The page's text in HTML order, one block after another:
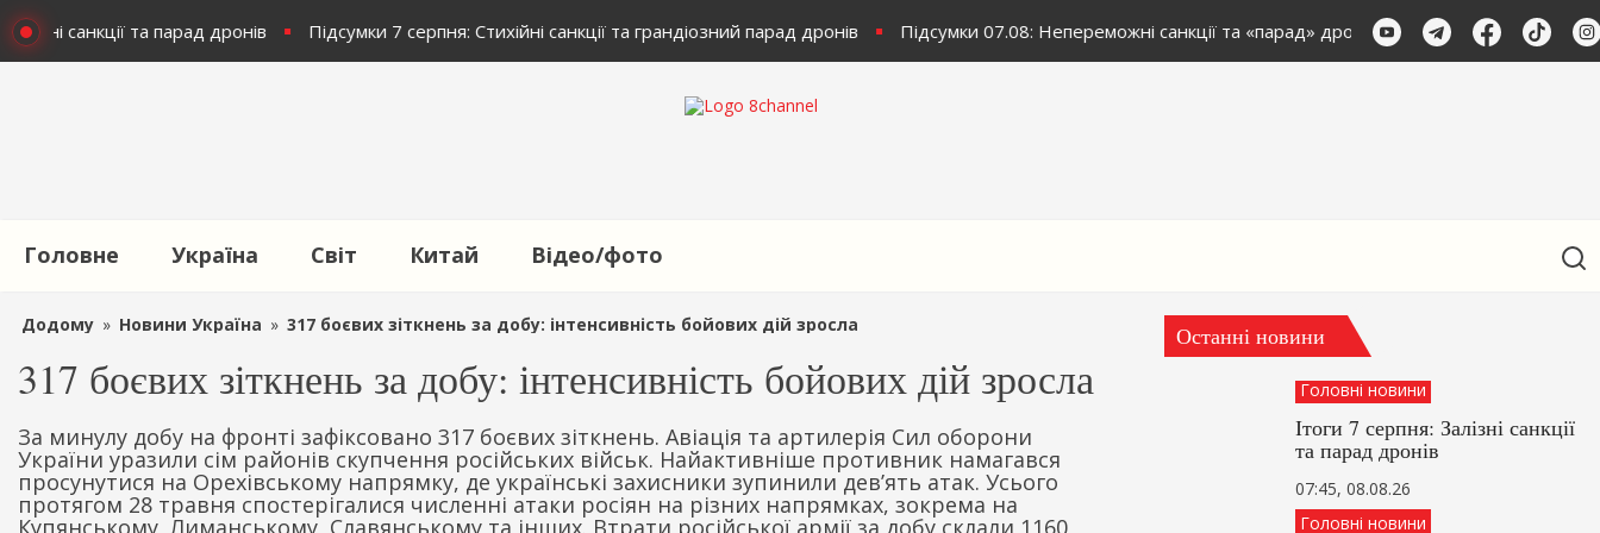
санкції та парад дронів Підсумки 7 серпня: Стихійні санкції та грандіозний парад дронів Підсумки 07.08: Непереможні санкції та «парад» дронів агресорів Підсумки 7
Головне Україна Світ Китай Відео/фото
Додому » Новини Україна » 317 боєвих зіткнень за добу: інтенсивність бойових дій зросла
317 боєвих зіткнень за добу: інтенсивність бойових дій зросла
За минулу добу на фронті зафіксовано 317 боєвих зіткнень. Авіація та артилерія Сил оборони
України уразили сім районів скупчення російських військ. Найактивніше противник намагався
просунутися на Орехівському напрямку, де українські захисники зупинили дев’ять атак. Усього
протягом 28 травня спостерігалися численні атаки росіян на різних напрямках, зокрема на
Купянському, Лиманському, Славянському та інших. Втрати російської армії за добу склали 1160
Останні новини
Головні новини
Ітоги 7 серпня: Залізні санкції
та парад дронів
07:45, 08.08.26
Головні новини